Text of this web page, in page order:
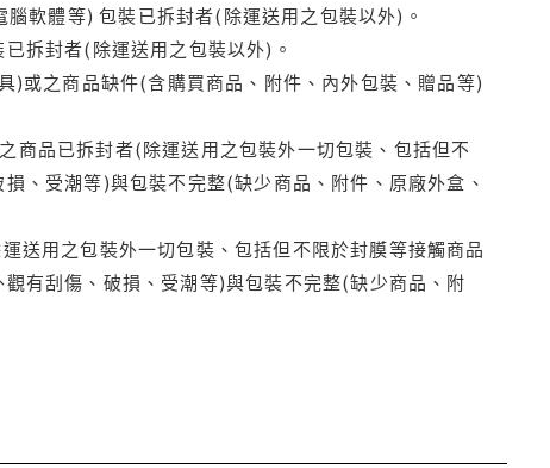
軟體等) 包裝已拆封者(除運送用之包裝以外)。
拆封者(除運送用之包裝以外)。
或之商品缺件(含購買商品、附件、內外包裝、贈品等)
商品已拆封者(除運送用之包裝外一切包裝、包括但不
、受潮等)與包裝不完整(缺少商品、附件、原廠外盒、
送用之包裝外一切包裝、包括但不限於封膜等接觸商品
有刮傷、破損、受潮等)與包裝不完整(缺少商品、附